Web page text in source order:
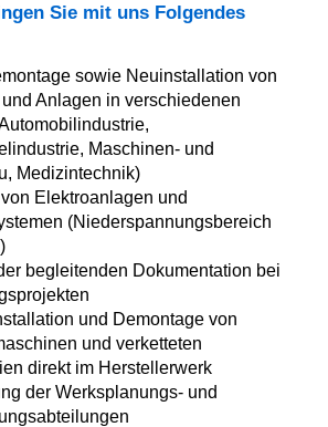
Sie mit uns Folgendes
sowie Neuinstallation von
Anlagen in verschiedenen
Maschinen- und
Medizintechnik)
Elektroanlagen und
(Niederspannungsbereich
begleitenden Dokumentation bei
und Demontage von
und verketteten
direkt im Herstellerwerk
der Werksplanungs- und